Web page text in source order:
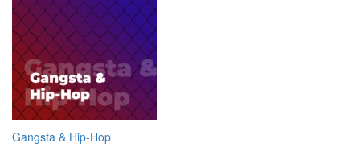
Gangsta & Hip-Hop